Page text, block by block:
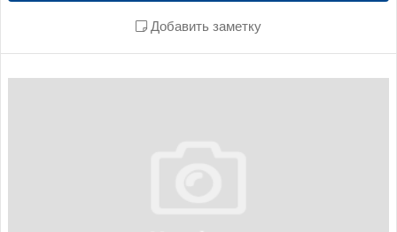
Добавить заметку